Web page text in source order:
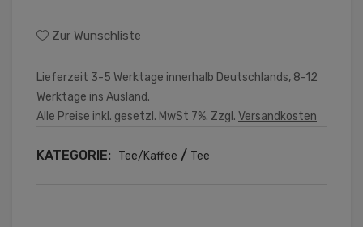
Zur Wunschliste
Lieferzeit 3-5 Werktage innerhalb Deutschlands, 8-12
Werktage ins Ausland.
Alle Preise inkl. gesetzl. MwSt 7%. Zzgl. Versandkosten
KATEGORIE: Tee/Kaffee / Tee